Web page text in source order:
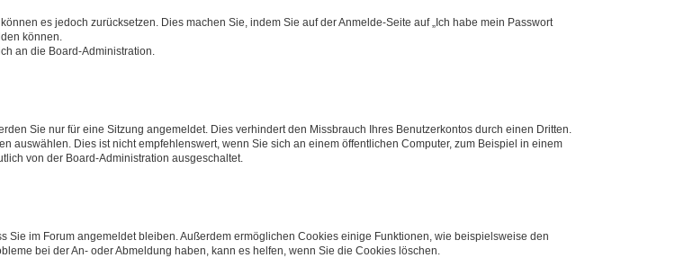
es jedoch zurücksetzen. Dies machen Sie, indem Sie auf der Anmelde-Seite auf „Ich habe mein Passwort
können.
an die Board-Administration.
Sie nur für eine Sitzung angemeldet. Dies verhindert den Missbrauch Ihres Benutzerkontos durch einen Dritten.
auswählen. Dies ist nicht empfehlenswert, wenn Sie sich an einem öffentlichen Computer, zum Beispiel in einem
von der Board-Administration ausgeschaltet.
Sie im Forum angemeldet bleiben. Außerdem ermöglichen Cookies einige Funktionen, wie beispielsweise den
bei der An- oder Abmeldung haben, kann es helfen, wenn Sie die Cookies löschen.